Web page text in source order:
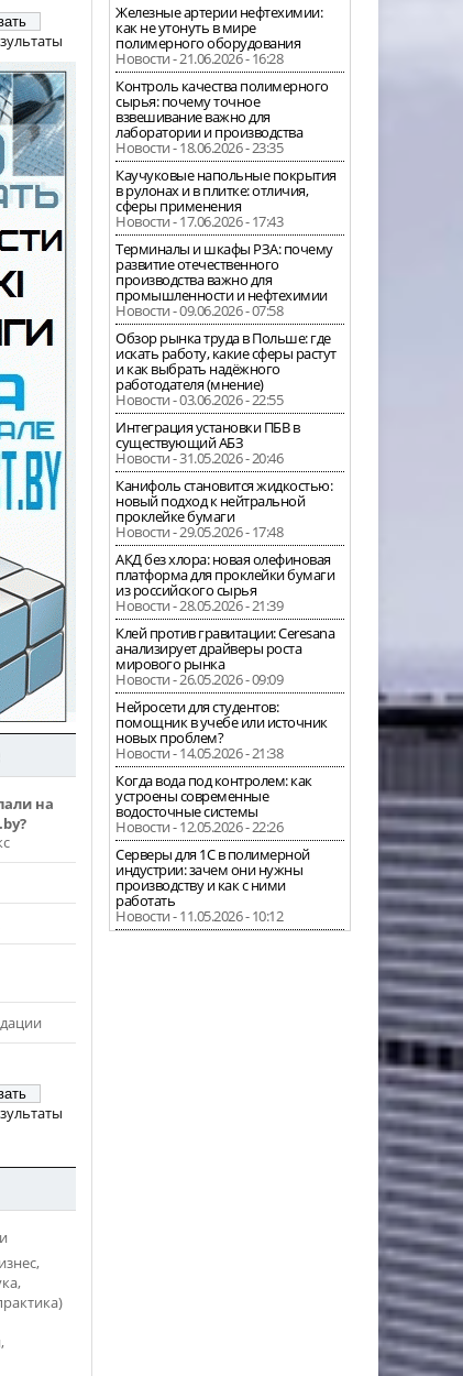
на
Железные артерии нефтехимии:
как не утонуть в мире
полимерного оборудования
Новости - 21.06.2026 - 16:28
Контроль качества полимерного
сырья: почему точное
взвешивание важно для
лаборатории и производства
Новости - 18.06.2026 - 23:35
Каучуковые напольные покрытия
в рулонах и в плитке: отличия,
сферы применения
Новости - 17.06.2026 - 17:43
Терминалы и шкафы РЗА: почему
развитие отечественного
производства важно для
промышленности и нефтехимии
Новости - 09.06.2026 - 07:58
Обзор рынка труда в Польше: где
искать работу, какие сферы растут
и как выбрать надёжного
работодателя (мнение)
Новости - 03.06.2026 - 22:55
Интеграция установки ПБВ в
существующий АБЗ
Новости - 31.05.2026 - 20:46
Канифоль становится жидкостью:
новый подход к нейтральной
проклейке бумаги
Новости - 29.05.2026 - 17:48
АКД без хлора: новая олефиновая
платформа для проклейки бумаги
из российского сырья
Новости - 28.05.2026 - 21:39
Клей против гравитации: Ceresana
анализирует драйверы роста
мирового рынка
Новости - 26.05.2026 - 09:09
Нейросети для студентов:
помощник в учебе или источник
новых проблем?
Новости - 14.05.2026 - 21:38
Когда вода под контролем: как
устроены современные
водосточные системы
Новости - 12.05.2026 - 22:26
Серверы для 1С в полимерной
индустрии: зачем они нужны
производству и как с ними
работать
Новости - 11.05.2026 - 10:12